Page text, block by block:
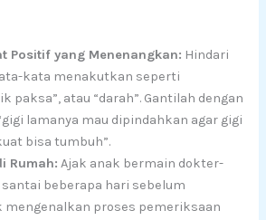
Positif yang Menenangkan: Hindari
kata menakutkan seperti
paksa”, atau “darah”. Gantilah dengan
lamanya mau dipindahkan agar gigi
bisa tumbuh”.
Rumah: Ajak anak bermain dokter-
beberapa hari sebelum
mengenalkan proses pemeriksaan